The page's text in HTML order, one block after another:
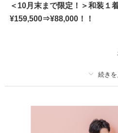
けます！
プライベート空間でおふたりの想いを撮
撮影日：
＜10月末まで限定！＞和装１
¥159,500⇒¥88,000！！
ヘアメイ